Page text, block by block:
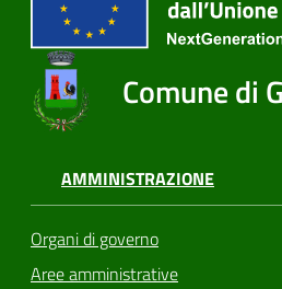
Seguici
Comune di
AMMINISTRAZIONE
Organi di governo
Aree amministrative